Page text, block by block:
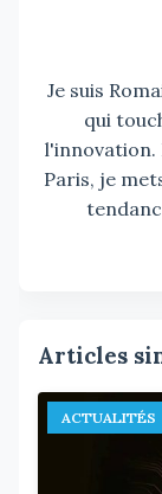
Je suis
qui
l'innovation.
Paris, je
Articles
ACTUALITÉS